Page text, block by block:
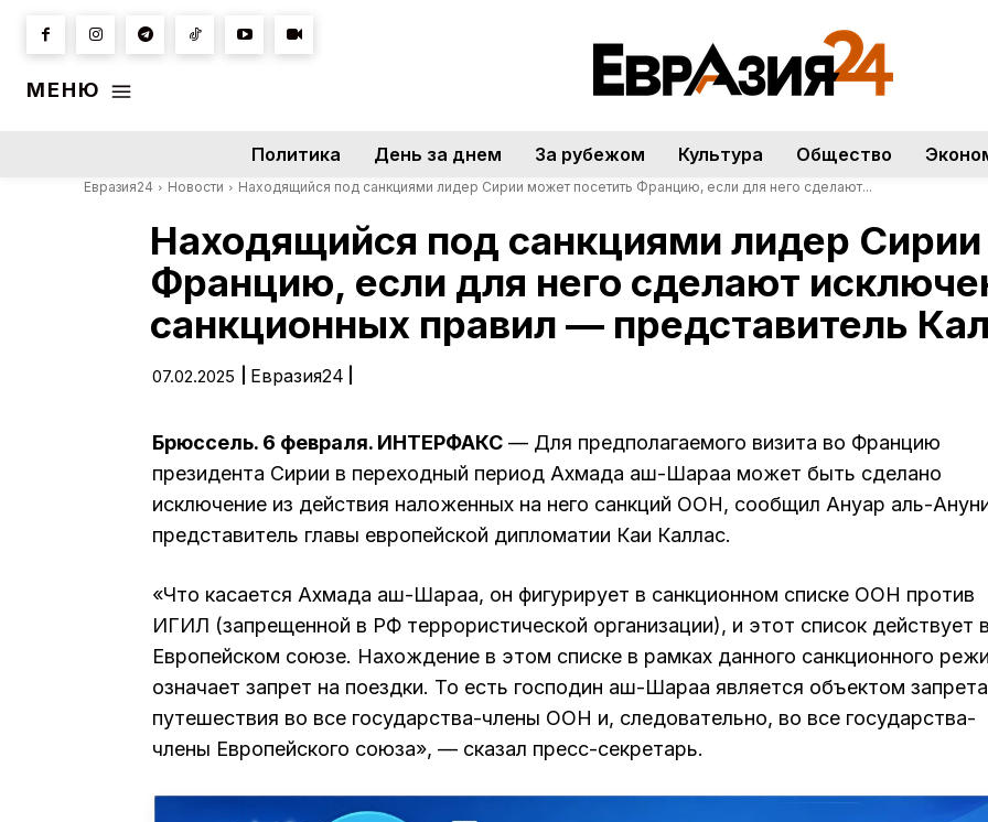
МЕНЮ
Политика День за днем За рубежом Культура Общество
Евразия24 Новости Находящийся под санкциями лидер Сирии может посетить Францию, если для него сделают...
Находящийся под санкциями лидер
Францию, если для него сделают
санкционных правил — представитель
07.02.2025 Евразия24
Брюссель. 6 февраля. ИНТЕРФАКС — Для предполагаемого визита во Францию
президента Сирии в переходный период Ахмада аш-Шараа может быть сделано
исключение из действия наложенных на него санкций ООН, сообщил Ануар аль-
представитель главы европейской дипломатии Каи Каллас.
«Что касается Ахмада аш-Шараа, он фигурирует в санкционном списке ООН против
ИГИЛ (запрещенной в РФ террористической организации), и этот список действует в
Европейском союзе. Нахождение в этом списке в рамках данного санкционного
означает запрет на поездки. То есть господин аш-Шараа является объектом
путешествия во все государства-члены ООН и, следовательно, во все государства-
члены Европейского союза», — сказал пресс-секретарь.